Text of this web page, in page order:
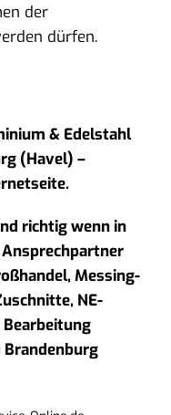
der
dürfen.
& Edelstahl
(Havel) –
richtig wenn in
Messing-
NE-
Brandenburg